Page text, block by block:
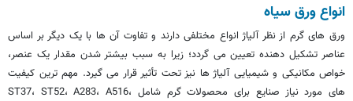
انواع ورق سیاه
ورق های گرم از نظر آلیاژ انواع مختلفی دارند و تفاوت آن ها با یک دیگر بر اساس
عناصر تشکیل دهنده تعیین می گردد؛ زیرا به سبب بیشتر شدن مقدار یک عنصر،
خواص مکانیکی و شیمیایی آلیاژ ها نیز تحت تأثیر قرار می گیرد. مهم ترین کیفیت
های مورد نیاز صنایع برای محصولات گرم شامل ST37، ST52، A283، A516،